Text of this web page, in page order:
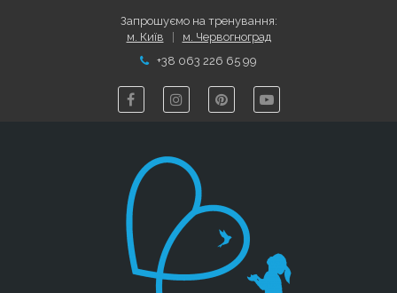
Запрошуємо на тренування:
м. Київ
м. Червогноград
 +38 063 226 65 99
   